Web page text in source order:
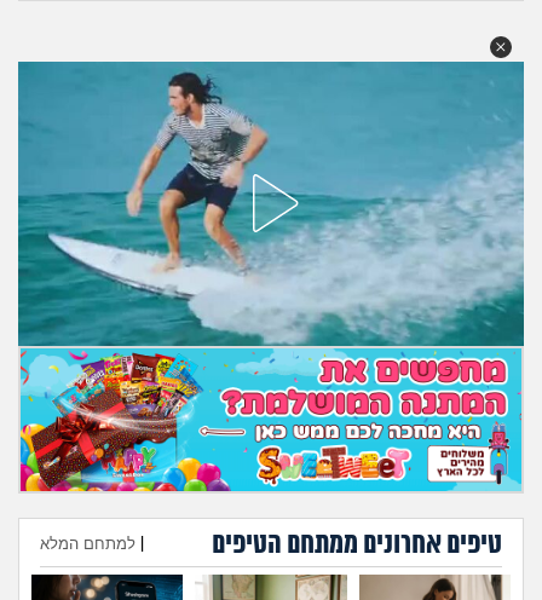
שומרים על הגוף
פיננסי וכלכלה
בין הסדינים
חיות מחמד
יוקר המחיה
גאווה
טיפים אחרונים ממתחם הטיפים למתחם המלא
הוספת טיפ